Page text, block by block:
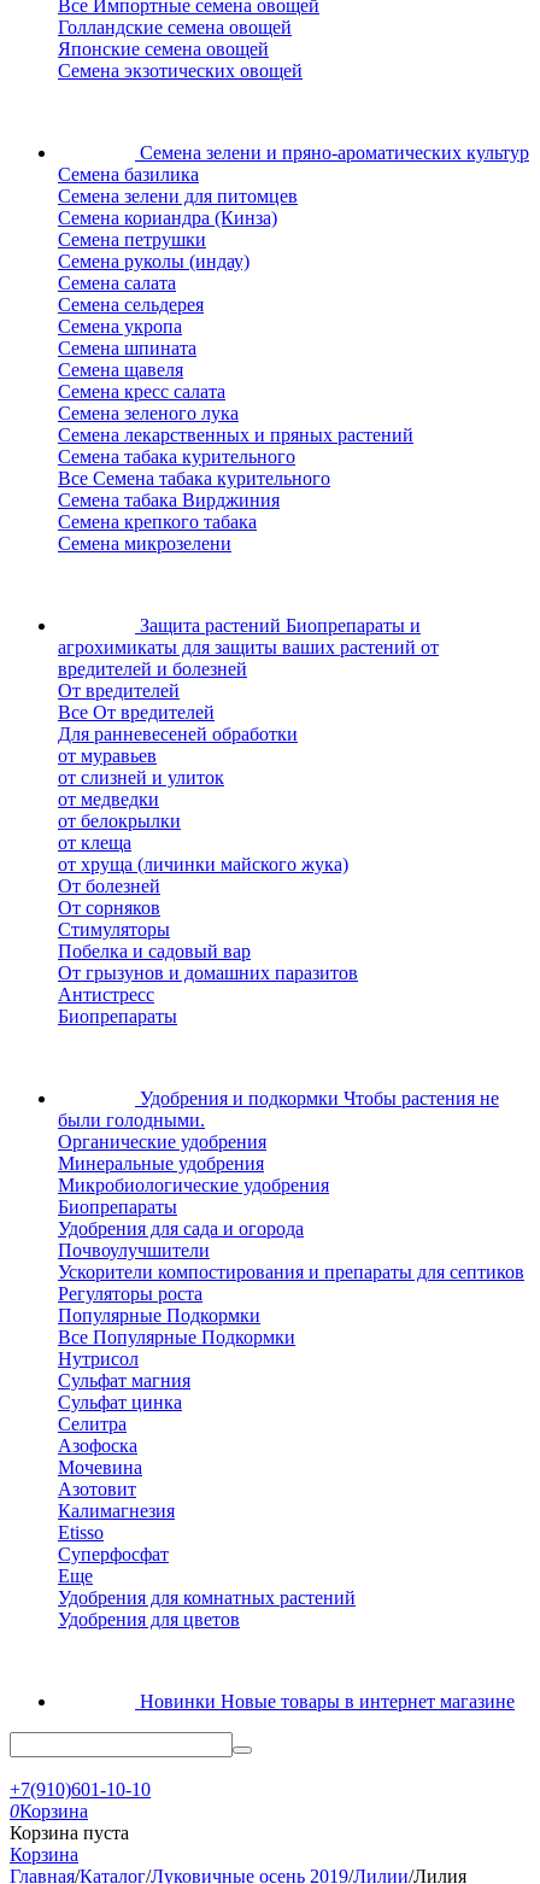
Все Импортные семена овощей
Голландские семена овощей
Японские семена овощей
Семена экзотических овощей
Семена зелени и пряно-ароматических культур
Семена базилика
Семена зелени для питомцев
Семена кориандра (Кинза)
Семена петрушки
Семена руколы (индау)
Семена салата
Семена сельдерея
Семена укропа
Семена шпината
Семена щавеля
Семена кресс салата
Семена зеленого лука
Семена лекарственных и пряных растений
Семена табака курительного
Все Семена табака курительного
Семена табака Вирджиния
Семена крепкого табака
Семена микрозелени
Защита растений Биопрепараты и
агрохимикаты для защиты ваших растений от
вредителей и болезней
От вредителей
Все От вредителей
Для ранневесеней обработки
от муравьев
от слизней и улиток
от медведки
от белокрылки
от клеща
от хруща (личинки майского жука)
От болезней
От сорняков
Стимуляторы
Побелка и садовый вар
От грызунов и домашних паразитов
Антистресс
Биопрепараты
Удобрения и подкормки Чтобы растения не
были голодными.
Органические удобрения
Минеральные удобрения
Микробиологические удобрения
Биопрепараты
Удобрения для сада и огорода
Почвоулучшители
Ускорители компостирования и препараты для септиков
Регуляторы роста
Популярные Подкормки
Все Популярные Подкормки
Нутрисол
Сульфат магния
Сульфат цинка
Селитра
Азофоска
Мочевина
Азотовит
Калимагнезия
Etisso
Суперфосфат
Еще
Удобрения для комнатных растений
Удобрения для цветов
Новинки Новые товары в интернет магазине
+7(910)601-10-10
0Корзина
Корзина пуста
Корзина
Главная/Каталог/Луковичные осень 2019/Лилии/Лилия